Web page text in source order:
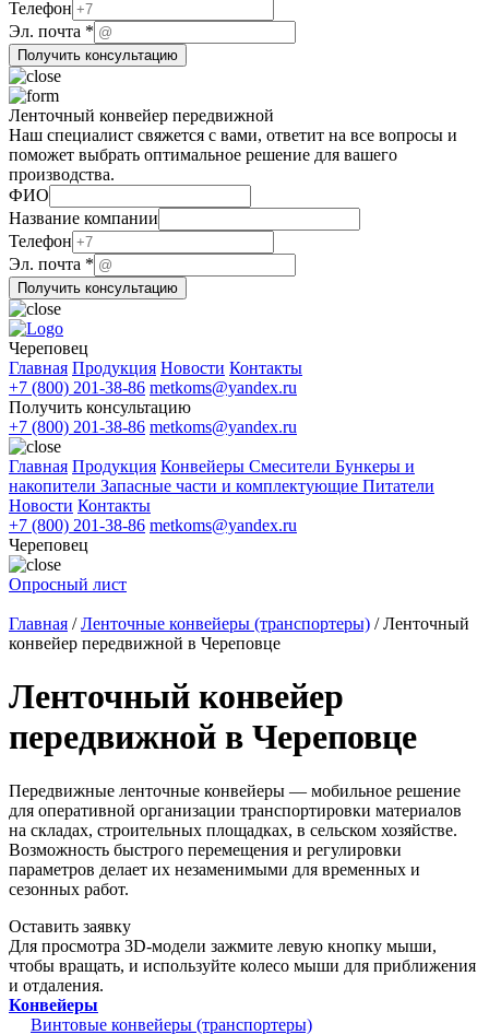
Телефон
Эл. почта *
Получить консультацию
Ленточный конвейер передвижной
Наш специалист свяжется с вами, ответит на все вопросы и
поможет выбрать оптимальное решение для вашего
производства.
ФИО
Название компании
компании
Название
Эл.
Телефон
Эл. почта *
Получить консультацию
Череповец
Главная Продукция Новости Контакты
+7 (800) 201-38-86 metkoms@yandex.ru
Получить консультацию
+7 (800) 201-38-86 metkoms@yandex.ru
Главная Продукция Конвейеры Смесители Бункеры и
накопители Запасные части и комплектующие Питатели
Новости Контакты
+7 (800) 201-38-86 metkoms@yandex.ru
Череповец
Опросный лист
Главная /Ленточные конвейеры (транспортеры) /Ленточный
конвейер передвижной в Череповце
Ленточный конвейер
передвижной в Череповце
Передвижные ленточные конвейеры — мобильное решение
для оперативной организации транспортировки материалов
на складах, строительных площадках, в сельском хозяйстве.
Возможность быстрого перемещения и регулировки
параметров делает их незаменимыми для временных и
сезонных работ.
Оставить заявку
Для просмотра 3D-модели зажмите левую кнопку мыши,
чтобы вращать, и используйте колесо мыши для приближения
и отдаления.
Конвейеры
Винтовые конвейеры (транспортеры)